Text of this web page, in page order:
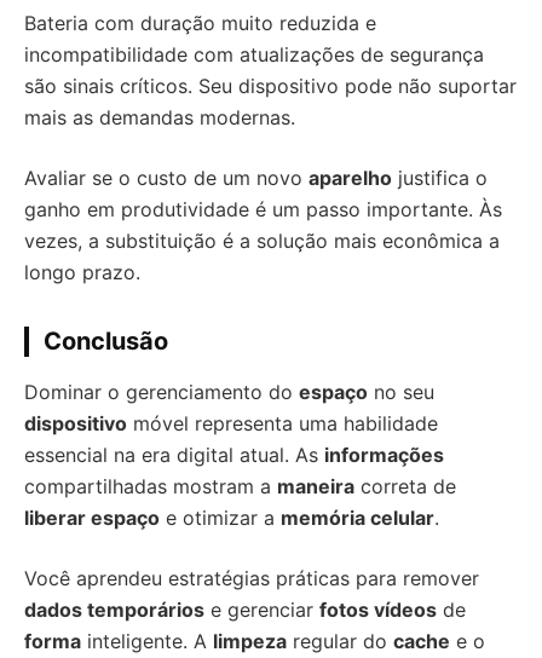
Bateria com duração muito reduzida e
incompatibilidade com atualizações de segurança
são sinais críticos. Seu dispositivo pode não suportar
mais as demandas modernas.
Avaliar se o custo de um novo aparelho justifica o
ganho em produtividade é um passo importante. Às
vezes, a substituição é a solução mais econômica a
longo prazo.
Conclusão
Dominar o gerenciamento do espaço no seu
dispositivo móvel representa uma habilidade
essencial na era digital atual. As informações
compartilhadas mostram a maneira correta de
liberar espaço e otimizar a memória celular.
Você aprendeu estratégias práticas para remover
dados temporários e gerenciar fotos vídeos de
forma inteligente. A limpeza regular do cache e o